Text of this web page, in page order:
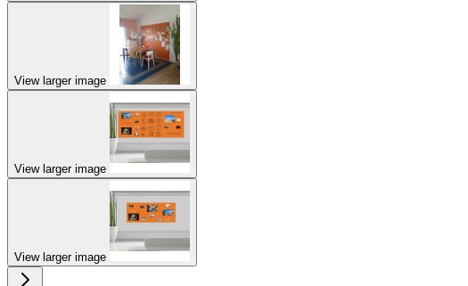
View larger image
View larger image
View larger image